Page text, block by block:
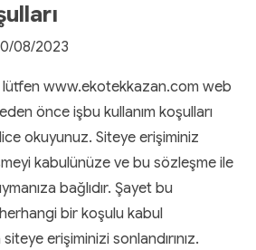
08/2023
lütfen www.ekotekkazan.com web
önce işbu kullanım koşulları
okuyunuz. Siteye erişiminiz
kabulünüze ve bu sözleşme ile
bağlıdır. Şayet bu
bir koşulu kabul
erişiminizi sonlandırınız.